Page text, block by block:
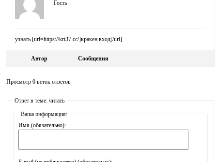
Гость
узнать [url=https://krt37.cc/]кракен вход[/url]
Автор Сообщения
Просмотр 0 веток ответов
Ответ в теме: читать
Ваша информация:
Имя (обязательно):